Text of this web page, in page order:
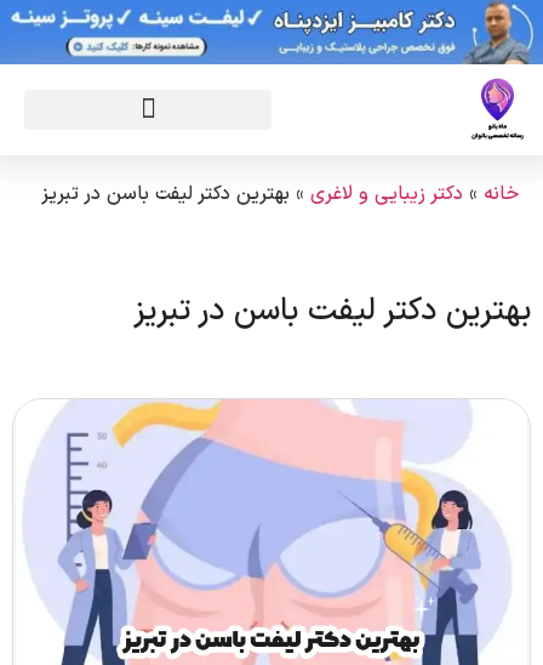
خانه » دکتر زیبایی و لاغری » بهترین دکتر لیفت باسن در تبریز
بهترین دکتر لیفت باسن در تبریز